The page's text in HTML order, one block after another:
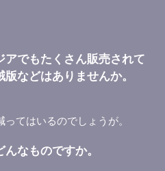
アでもたくさん販売されて
などはありませんか。
てはいるのでしょうが。
なものですか。